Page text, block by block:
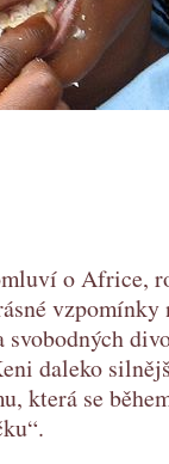
o Africe,
vzpomínky
svobodných
daleko
která se